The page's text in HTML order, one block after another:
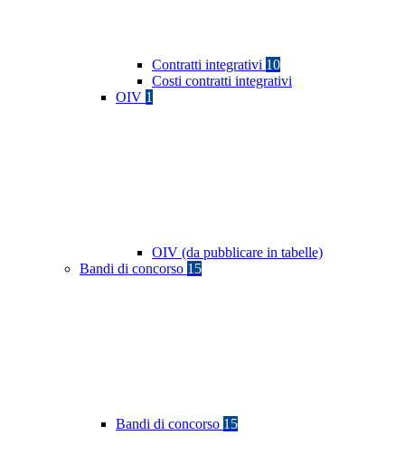
Contratti integrativi 10
Costi contratti integrativi
OIV 1
OIV (da pubblicare in tabelle)
Bandi di concorso 15
Bandi di concorso 15